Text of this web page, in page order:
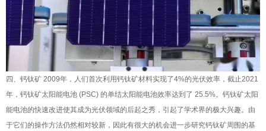
四、钙钛矿 2009年，人们首次利用钙钛矿材料实现了4%的光伏效率，截止2021
年，钙钛矿太阳能电池 (PSC) 的单结太阳能电池效率达到了 25.5%。钙钛矿太阳
能电池的快速改进使其成为光伏领域的后起之秀，引起了学术界的极大兴趣。由
于它们的操作方法仍然相对较新，因此有很大的机会进一步研究钙钛矿周围的基